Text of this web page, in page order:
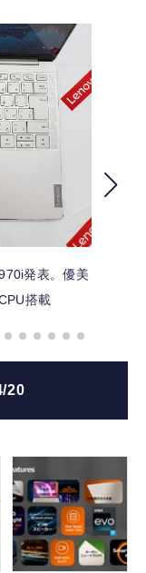
発表。優美
搭載
20